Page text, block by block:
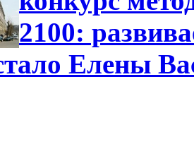
2100:
Елены